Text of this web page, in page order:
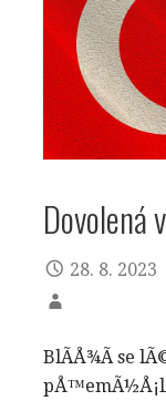
Dovolená
28. 8. 2023
BlÃ­Å¾Ã­ se